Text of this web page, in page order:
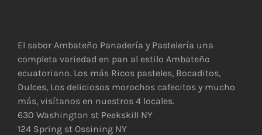
imagen
más
grande
El sabor Ambateño Panadería y Pastelería una
completa variedad en pan al estilo Ambateño
ecuatoriano. Los más Ricos pasteles, Bocaditos,
Dulces, Los deliciosos morochos cafecitos y mucho
más, visítanos en nuestros 4 locales.
630 Washington st Peekskill NY
124 Spring st Ossining NY